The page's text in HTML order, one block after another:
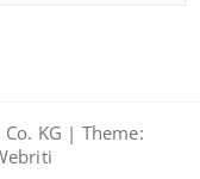
KG | Theme: